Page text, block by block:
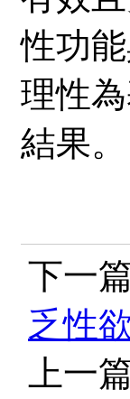
性功
理性
結果。
下一
乏性
上一